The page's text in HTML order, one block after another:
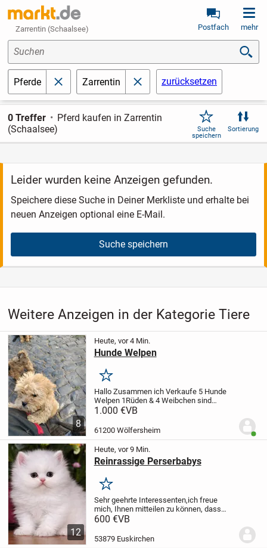
Zarrentin (Schaalsee) Postfach mehr
Suchen
Pferde schließenZarrentin schließenzurücksetzen
0 Treffer
Pferd kaufen in Zarrentin
(Schaalsee)
Suche
speichern
Sortierung
Leider wurden keine Anzeigen gefunden.
Speichere diese Suche in Deiner Merkliste und erhalte bei
neuen Anzeigen optional eine E-Mail.
Suche speichern
Weitere Anzeigen in der Kategorie Tiere
8
Heute, vor 4 Min.
Hunde Welpen
Merken
Hallo Zusammen ich Verkaufe 5 Hunde
Welpen 1Rüden & 4 Weibchen sind
02.05.2026 geboren die Mutter Pudel
Rüde ist beige und die anderen 4 sind
1.000 €VB
61200 Wölfersheim
12
Heute, vor 9 Min.
Reinrassige Perserbabys
Merken
Sehr geehrte Interessenten,ich freue
mich, Ihnen mitteilen zu können, dass
eine reinrassige Perser Katze zum
03.07.2026geboren und ist nun bereit, ab
600 €VB
53879 Euskirchen